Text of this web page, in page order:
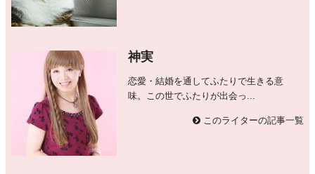
神実
恋愛・結婚を通してふたりで生きる意
味。この世でふたりが出会っ...
このライターの記事一覧